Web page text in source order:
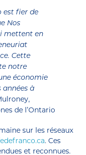
est fier de
Nos
mettent en
Cette
notre
économie
à
de l’Ontario
sur les réseaux
. Ces
et reconnues.